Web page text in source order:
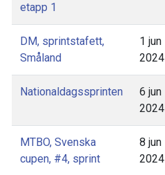
etapp 1
DM, sprintstafett,
Småland
1 jun
2024
Nationaldagssprinten
6 jun
2024
MTBO, Svenska
cupen, #4, sprint
8 jun
2024